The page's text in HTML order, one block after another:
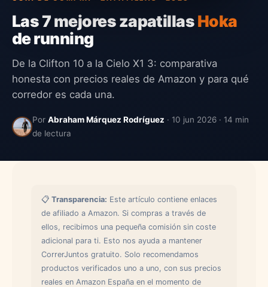
Las 7 mejores zapatillasHoka
de running
De la Clifton 10 a la Cielo X1 3: comparativa
honesta con precios reales de Amazon y para qué
corredor es cada una.
Por Abraham Márquez Rodríguez · 10 jun 2026 · 14 min
de lectura
📋 Transparencia: Este artículo contiene enlaces
de afiliado a Amazon. Si compras a través de
ellos, recibimos una pequeña comisión sin coste
adicional para ti. Esto nos ayuda a mantener
CorrerJuntos gratuito. Solo recomendamos
productos verificados uno a uno, con sus precios
reales en Amazon España en el momento de